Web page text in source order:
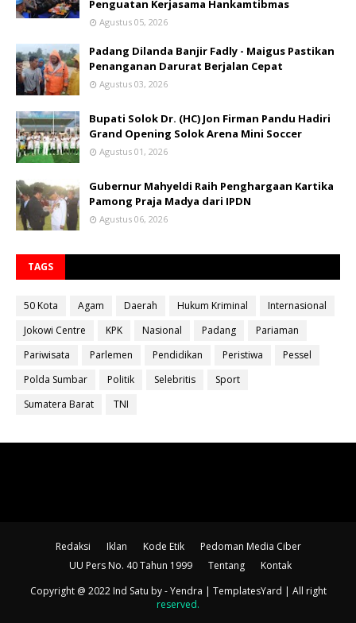
Penguatan Kerjasama Hankamtibmas
Agustus 05, 2026
Padang Dilanda Banjir Fadly - Maigus Pastikan
Penanganan Darurat Berjalan Cepat
Agustus 03, 2026
Bupati Solok Dr. (HC) Jon Firman Pandu Hadiri
Grand Opening Solok Arena Mini Soccer
Agustus 01, 2026
Gubernur Mahyeldi Raih Penghargaan Kartika
Pamong Praja Madya dari IPDN
Agustus 06, 2026
TAGS
50 Kota Agam Daerah Hukum Kriminal
Internasional
Jokowi Centre
KPK Nasional Padang
Pariaman
Pariwisata
Parlemen Pendidikan Peristiwa
Pessel
Polda Sumbar
Politik Selebritis
Sport
Sumatera Barat
TNI
Redaksi Iklan Kode Etik
Pedoman Media Ciber
UU Pers No. 40 Tahun 1999
Tentang
Kontak
Copyright @ 2022 Ind Satu by - Yendra | TemplatesYard | All right
reserved.